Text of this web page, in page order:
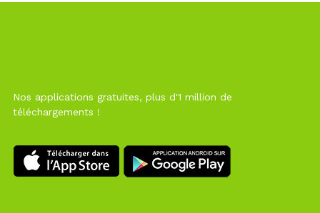
Nos applications gratuites, plus d'1 million de
téléchargements !